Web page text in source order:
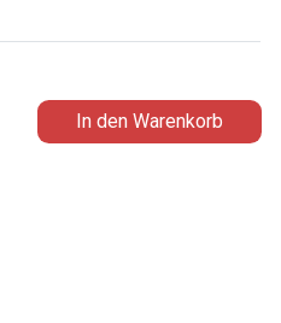
In den Warenkorb